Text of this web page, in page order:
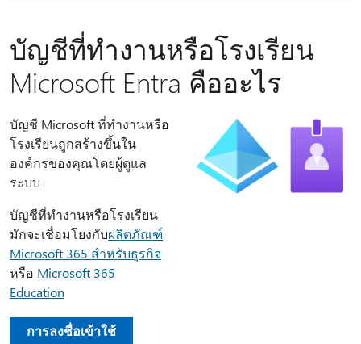
บัญชีที่ทํางานหรือโรงเรียน
Microsoft Entra คืออะไร
บัญชี Microsoft ที่ทํางานหรือ
โรงเรียนถูกสร้างขึ้นใน
องค์กรของคุณโดยผู้ดูแล
ระบบ
บัญชีที่ทํางานหรือโรงเรียน
มักจะเชื่อมโยงกับผลิตภัณฑ์
Microsoft 365 สําหรับธุรกิจ
หรือ Microsoft 365
Education
การลงชื่อเข้าใช้